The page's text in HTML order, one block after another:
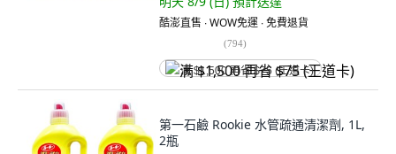
酷澎直售 ∙ WOW免運 ∙ 免費退貨
(794)
满 $1,500 再省 $75 (王道卡)
第一石鹼 Rookie 水管疏通清潔劑, 1L,
2瓶